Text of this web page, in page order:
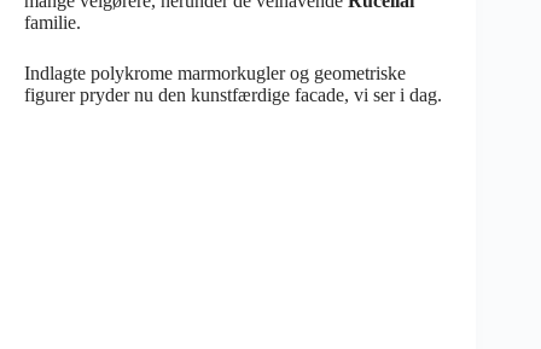
familie.
Indlagte polykrome marmorkugler og geometriske
figurer pryder nu den kunstfærdige facade, vi ser i dag.